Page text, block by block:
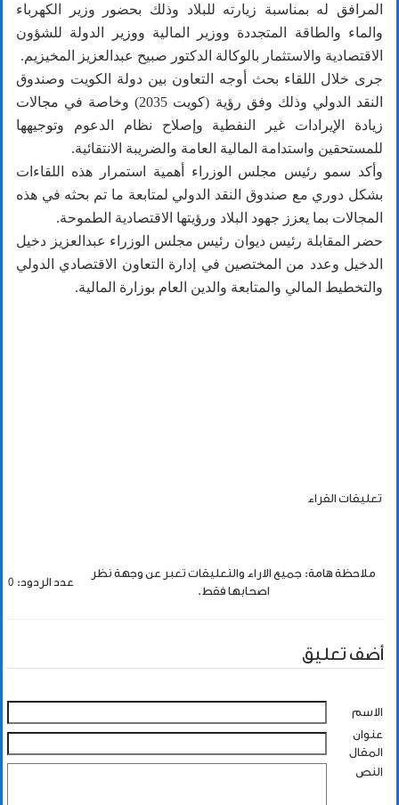
المرافق له بمناسبة زيارته للبلاد وذلك بحضور وزير الكهرباء
والماء والطاقة المتجددة ووزير المالية ووزير الدولة للشؤون
الاقتصادية والاستثمار بالوكالة الدكتور صبيح عبدالعزيز المخيزيم.
جرى خلال اللقاء بحث أوجه التعاون بين دولة الكويت وصندوق
النقد الدولي وذلك وفق رؤية (كويت 2035) وخاصة في مجالات
زيادة الإيرادات غير النفطية وإصلاح نظام الدعوم وتوجيهها
للمستحقين واستدامة المالية العامة والضريبة الانتقائية.
وأكد سمو رئيس مجلس الوزراء أهمية استمرار هذه اللقاءات
بشكل دوري مع صندوق النقد الدولي لمتابعة ما تم بحثه في هذه
المجالات بما يعزز جهود البلاد ورؤيتها الاقتصادية الطموحة.
حضر المقابلة رئيس ديوان رئيس مجلس الوزراء عبدالعزيز دخيل
الدخيل وعدد من المختصين في إدارة التعاون الاقتصادي الدولي
والتخطيط المالي والمتابعة والدين العام بوزارة المالية.
تعليقات القراء
ملاحظة هامة: جميع الاراء والتعليقات تعبر عن وجهة نظر
اصحابها فقط.
عدد الردود: 0
أضف تعليق
الاسم
عنوان
المقال
النص